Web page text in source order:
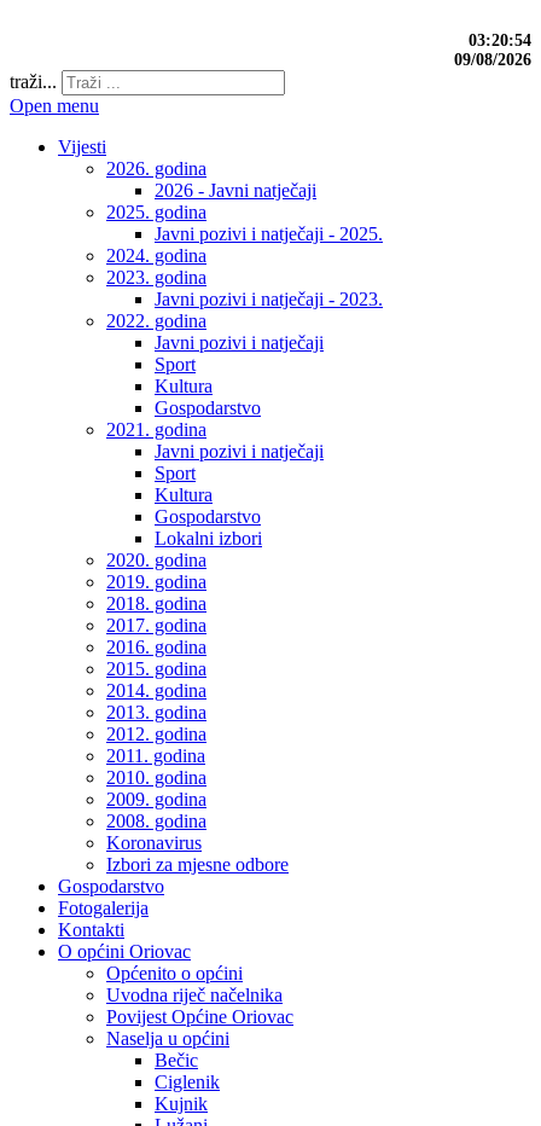
03:20:54
09/08/2026
traži...
Open menu
Vijesti
2026. godina
2026 - Javni natječaji
2025. godina
Javni pozivi i natječaji - 2025.
2024. godina
2023. godina
Javni pozivi i natječaji - 2023.
2022. godina
Javni pozivi i natječaji
Sport
Kultura
Gospodarstvo
2021. godina
Javni pozivi i natječaji
Sport
Kultura
Gospodarstvo
Lokalni izbori
2020. godina
2019. godina
2018. godina
2017. godina
2016. godina
2015. godina
2014. godina
2013. godina
2012. godina
2011. godina
2010. godina
2009. godina
2008. godina
Koronavirus
Izbori za mjesne odbore
Gospodarstvo
Fotogalerija
Kontakti
O općini Oriovac
Općenito o općini
Uvodna riječ načelnika
Povijest Općine Oriovac
Naselja u općini
Bečic
Ciglenik
Kujnik